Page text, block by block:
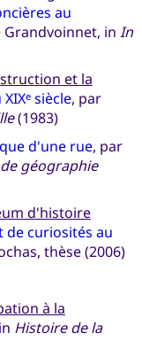
au
Grandvoinnet, in In
et la
XIXesiècle, par
(1983)
d'une rue, par
géographie
d'histoire
de curiosités au
thèse (2006)
à la
Histoire de la